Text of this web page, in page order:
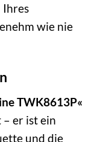
Ihres
wie nie
TWK8613P«
er ist ein
und die